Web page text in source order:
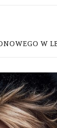
W